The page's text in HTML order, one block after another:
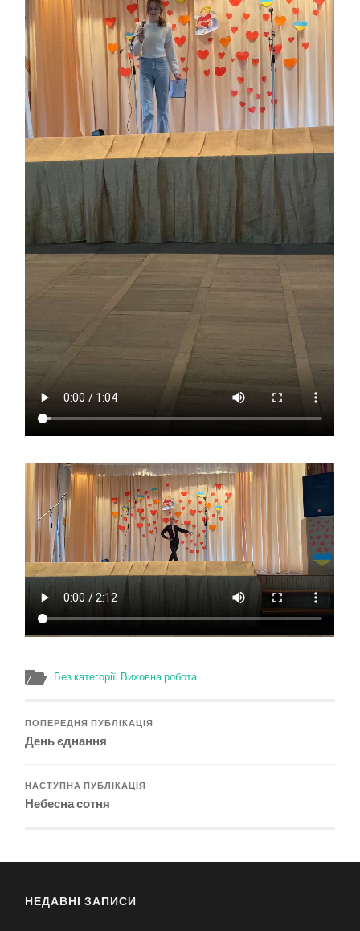
Без категорії, Виховна робота
ПОПЕРЕДНЯ ПУБЛІКАЦІЯ
День єднання
НАСТУПНА ПУБЛІКАЦІЯ
Небесна сотня
НЕДАВНІ ЗАПИСИ